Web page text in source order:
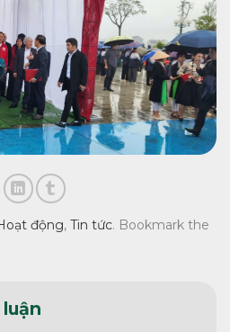
động, Tin tức. Bookmark the